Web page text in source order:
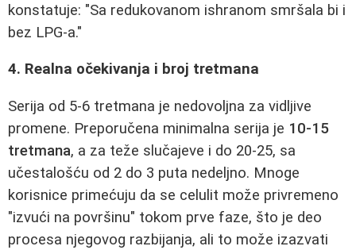
konstatuje: "Sa redukovanom ishranom smršala bi i
bez LPG-a."
4. Realna očekivanja i broj tretmana
Serija od 5-6 tretmana je nedovoljna za vidljive
promene. Preporučena minimalna serija je 10-15
tretmana, a za teže slučajeve i do 20-25, sa
učestalošću od 2 do 3 puta nedeljno. Mnoge
korisnice primećuju da se celulit može privremeno
"izvući na površinu" tokom prve faze, što je deo
procesa njegovog razbijanja, ali to može izazvati